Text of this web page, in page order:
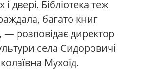
і двері. Бібліотека теж
багато книг
— розповідає директор
села Сидоровичі
Мухоїд.